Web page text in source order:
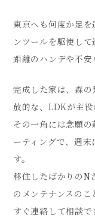
東京へも何度か足
ンツールを駆使し
距離のハンデや不安
完成した家は、森
放的な、LDKが主役
その一角には念願
ーティングで、週
す。
移住したばかりのN
のメンテナンスの
すぐ連絡して相談で